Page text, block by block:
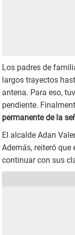
Los padres de
largos trayectos
antena. Para eso,
pendiente.
permanente de la
El alcalde Adan
Además, reiteró
continuar con sus